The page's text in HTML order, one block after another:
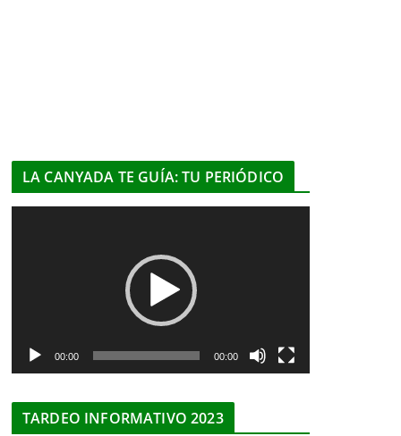
LA CANYADA TE GUÍA: TU PERIÓDICO
c
00:00 00:00
TARDEO INFORMATIVO 2023